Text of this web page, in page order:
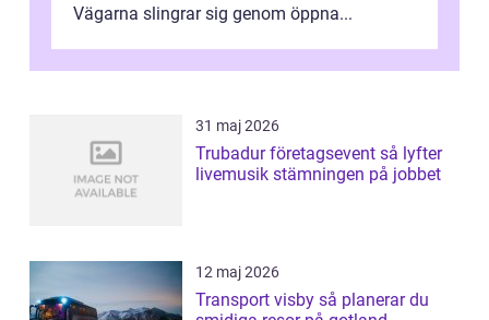
Vägarna slingrar sig genom öppna...
31 maj 2026
Trubadur företagsevent så lyfter
livemusik stämningen på jobbet
12 maj 2026
Transport visby så planerar du